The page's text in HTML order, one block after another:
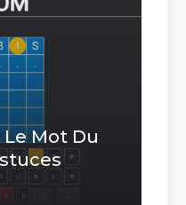
Mot Du